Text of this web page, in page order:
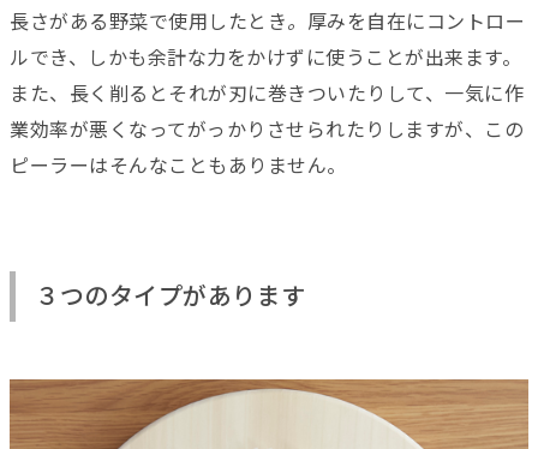
長さがある野菜で使用したとき。 厚みを自在にコントロー
ルでき、しかも余計な力をかけずに使うことが出来ます。
また、長く削るとそれが刃に巻きついたりして、一気に作
業効率が悪くなってがっかりさせられたりしますが、この
ピーラーはそんなこともありません。
３つのタイプがあります